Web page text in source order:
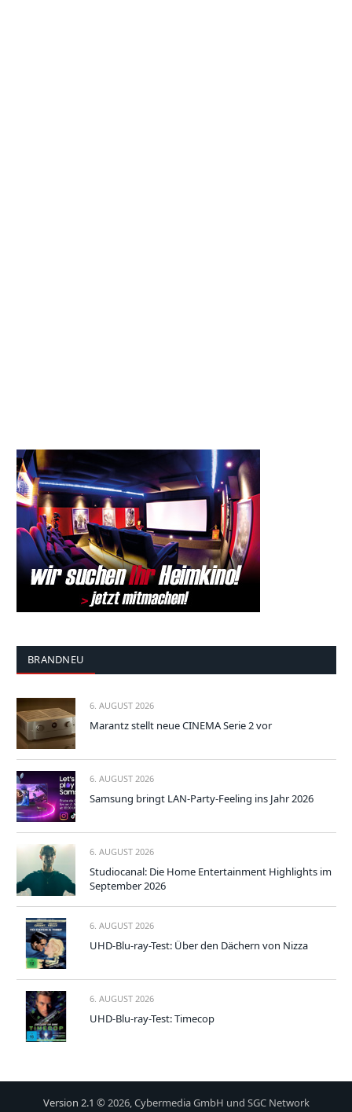
BRANDNEU
6. AUGUST 2026
Marantz stellt neue CINEMA Serie 2 vor
6. AUGUST 2026
Samsung bringt LAN-Party-Feeling ins Jahr 2026
6. AUGUST 2026
Studiocanal: Die Home Entertainment Highlights im
September 2026
6. AUGUST 2026
UHD-Blu-ray-Test: Über den Dächern von Nizza
6. AUGUST 2026
UHD-Blu-ray-Test: Timecop
Version 2.1 © 2026, Cybermedia GmbH und SGC Network